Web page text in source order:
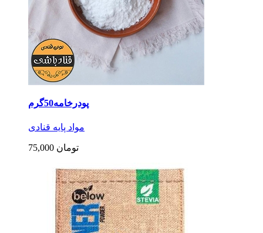
پودرخامه50گرم
مواد پایه قنادی
75,000 تومان